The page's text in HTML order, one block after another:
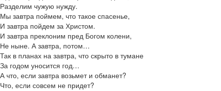
Разделим чужую нужду.
Мы завтра поймем, что такое спасенье,
И завтра пойдем за Христом.
И завтра преклоним пред Богом колени,
Не ныне. А завтра, потом…
Так в планах на завтра, что скрыто в тумане
За годом уносится год…
А что, если завтра возьмет и обманет?
Что, если совсем не придет?